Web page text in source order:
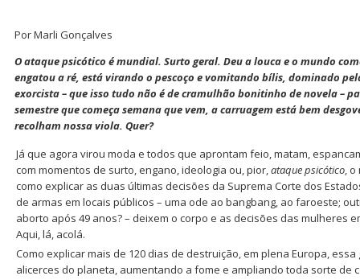
Por Marli Gonçalves
O ataque psicótico é mundial. Surto geral. Deu a louca e o mundo
engatou a ré, está virando o pescoço e vomitando bílis, dominado
exorcista – que isso tudo não é de cramulhão bonitinho de novela –
semestre que começa semana que vem, a carruagem está bem
recolham nossa viola. Quer?
Já que agora virou moda e todos que aprontam feio, matam,
com momentos de surto, engano, ideologia ou, pior,ataque psicótico,
como explicar as duas últimas decisões da Suprema Corte dos
de armas em locais públicos – uma ode ao bangbang, ao faroeste;
aborto após 49 anos? – deixem o corpo e as decisões das mulheres
Aqui, lá, acolá.
Como explicar mais de 120 dias de destruição, em plena Europa,
alicerces do planeta, aumentando a fome e ampliando toda sorte de